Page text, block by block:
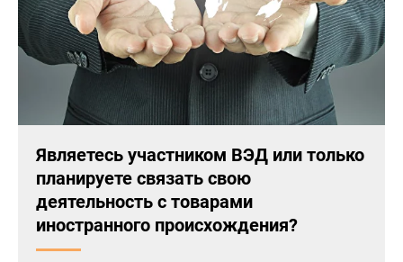
Являетесь участником ВЭД или только
планируете связать свою
деятельность с товарами
иностранного происхождения?